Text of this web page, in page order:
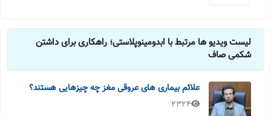
لیست ویدیو ها مرتبط با ابدومینوپلاستی؛ راهکاری برای داشتن
شکمی صاف
علائم بیماری های عروقی مغز چه چیزهایی هستند؟
2324